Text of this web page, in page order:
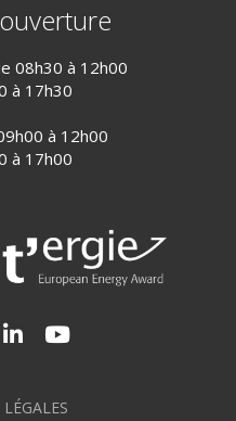
08h30 à 12h00
à 17h30
à 12h00
à 17h00
le compte Facebook
vers le compte Instagram
Lien vers le compte